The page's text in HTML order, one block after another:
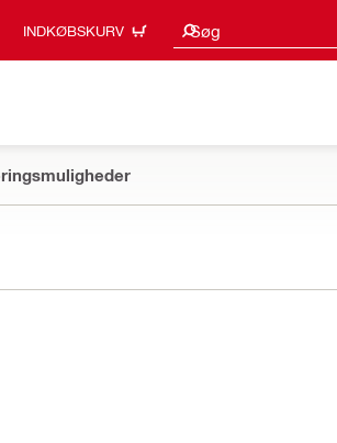
INDKØBSKURV Søg
Søgeresultater